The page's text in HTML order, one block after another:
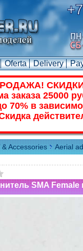
Oferta Delivery
заказа 25000
70% в
& Accessories Aerial
SMA Female